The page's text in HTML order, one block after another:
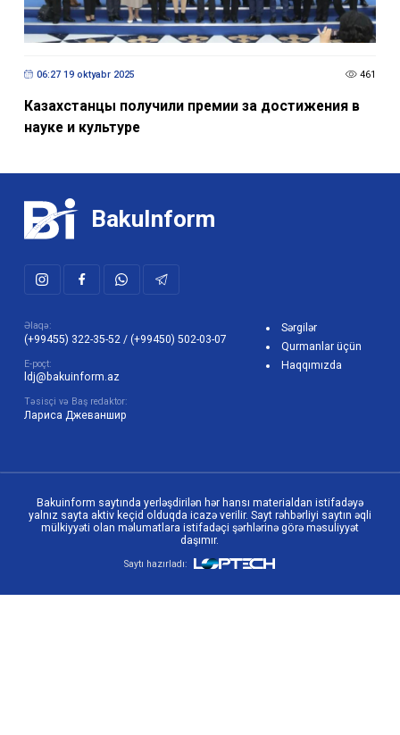
06:27 19 oktyabr 2025 461
Казахстанцы получили премии за достижения в
науке и культуре
BakuInform
Əlaqə:
(+99455) 322-35-52 / (+99450) 502-03-07
E-poçt:
ldj@bakuinform.az
Təsisçi və Baş redaktor:
Лариса Джеваншир
Sərgilər
Qurmanlar üçün
Haqqımızda
Bakuinform saytında yerləşdirilən hər hansı materialdan istifadəyə
yalnız sayta aktiv keçid olduqda icazə verilir. Sayt rəhbərliyi saytın əqli
mülkiyyəti olan məlumatlara istifadəçi şərhlərinə görə məsuliyyət
daşımır.
Saytı hazırladı: